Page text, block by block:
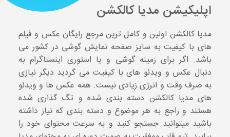
اپلیکیشن مدیا کالکشن
مدیا کالکشن اولین و کامل ترین مرجع رایگان عکس و فیلم
های با کیفیت به سایز صفحه نمایش گوشی در کشور می
باشد. اگر برای زمینه گوشی و یا استوری اینستاگرام به
دنبال عکس و ویدئو های با کیفیت می گردید دیگر نیازی
به صرف وقت و انرژی زیادی نیست. همه عکس ها و ویدئو
های مدیا کالکشن دسته بندی شده و تگ گذاری شده
هستند و راجع به هر موضوع و دسته بندی که نیاز داشته
باشید میتوانید جستجو کنید و به سرعت محتوای خود را